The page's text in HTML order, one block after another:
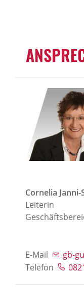
Cornelia Janni-
Leiterin
E-Mail
gb-
Telefon